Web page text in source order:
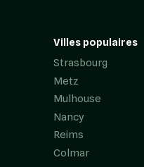
Villes populaires
Strasbourg
Metz
Mulhouse
Nancy
Reims
Colmar